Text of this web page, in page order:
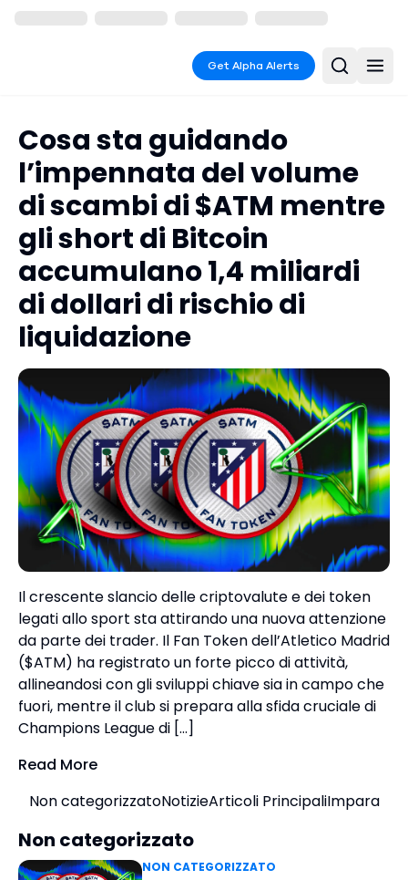
Get Alpha Alerts
Cosa sta guidando
l’impennata del volume
di scambi di $ATM mentre
gli short di Bitcoin
accumulano 1,4 miliardi
di dollari di rischio di
liquidazione
Il crescente slancio delle criptovalute e dei token
legati allo sport sta attirando una nuova attenzione
da parte dei trader. Il Fan Token dell’Atletico Madrid
($ATM) ha registrato un forte picco di attività,
allineandosi con gli sviluppi chiave sia in campo che
fuori, mentre il club si prepara alla sfida cruciale di
Champions League di […]
Read More
Non categorizzatoNotizieArticoli PrincipaliImpara
Non categorizzato
NON CATEGORIZZATO